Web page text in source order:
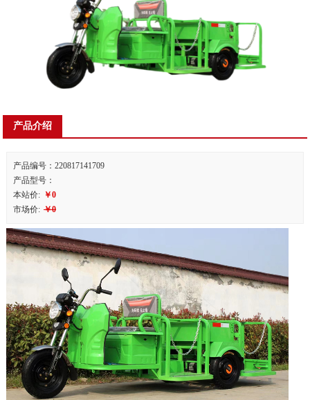
产品介绍
产品编号：220817141709
产品型号：
本站价: ￥0
市场价: ￥0